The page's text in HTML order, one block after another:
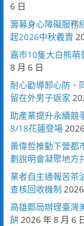
6 日
籌募身心障礙服
起2026中秋義賣
嘉市10隻大白熊
8 月 6 日
耐心勸導卸心防
留在外男子返家
助產業提升永續
8/18花蓮登場
黃偉哲推動下營
劃說明會凝聚地方
業者自主通報苦茶
查核回收機制
高雄郵局辦理臺灣
餅 2026 年 8 月 6